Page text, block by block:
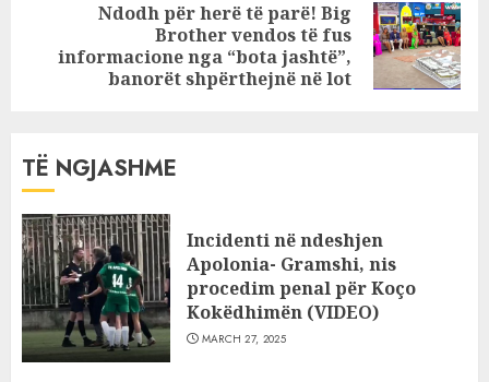
post:
Ndodh për herë të parë! Big
Brother vendos të fus
informacione nga “bota jashtë”,
banorët shpërthejnë në lot
TË NGJASHME
Incidenti në ndeshjen
Apolonia- Gramshi, nis
procedim penal për Koço
Kokëdhimën (VIDEO)
MARCH 27, 2025